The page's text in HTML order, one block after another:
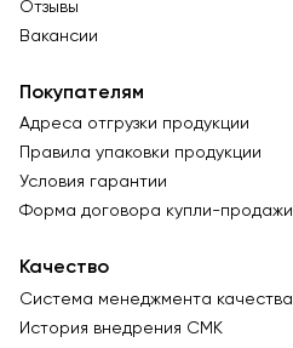
Отзывы
Вакансии
Покупателям
Адреса отгрузки продукции
Правила упаковки продукции
Условия гарантии
Форма договора купли-продажи
Качество
Система менеджмента качества
История внедрения СМК